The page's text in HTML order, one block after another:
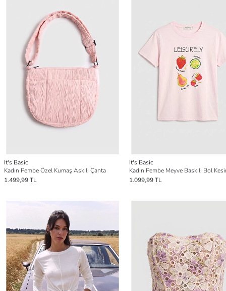
It's Basic
Kadın Pembe Özel Kumaş Askılı Çanta
1.499,99 TL
It's Basic
1.099,99 TL